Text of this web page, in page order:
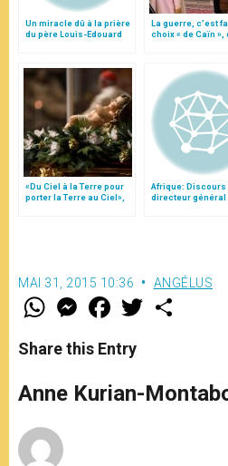
Un miracle dû à la prière
du père Louis-Edouard
La guerre, c’est
choix « de Caïn »,
«Du Ciel à la Terre pour
porter la Terre au Ciel»,
Afrique: Discours
directeur général
MAI 31, 2015 10:36 ANGÉLUS
W
t
s
p
p
M
e
s
e
g
e
F
a
e
b
o
k
w
r
Share this Entry
Anne Kurian-